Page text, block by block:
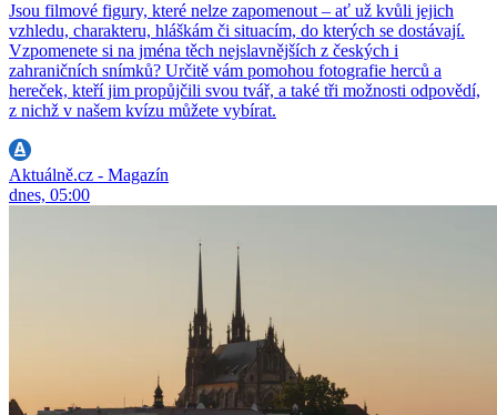
Jsou filmové figury, které nelze zapomenout – ať už kvůli jejich
vzhledu, charakteru, hláškám či situacím, do kterých se dostávají.
Vzpomenete si na jména těch nejslavnějších z českých i
zahraničních snímků? Určitě vám pomohou fotografie herců a
hereček, kteří jim propůjčili svou tvář, a také tři možnosti odpovědí,
z nichž v našem kvízu můžete vybírat.
Aktuálně.cz - Magazín
dnes, 05:00